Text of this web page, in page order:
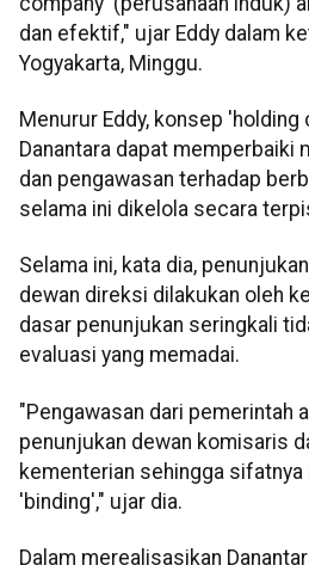
dan efektif," ujar Eddy dalam
Yogyakarta, Minggu.
Menurur Eddy, konsep
Danantara dapat memperbaiki
dan pengawasan terhadap
selama ini dikelola secara
Selama ini, kata dia,
dewan direksi dilakukan oleh
dasar penunjukan seringkali
evaluasi yang memadai.
"Pengawasan dari pemerintah
penunjukan dewan komisaris
kementerian sehingga
'binding'," ujar dia.
Dalam merealisasikan